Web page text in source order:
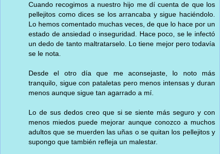
Cuando recogimos a nuestro hijo me dí cuenta de que los
pellejitos como dices se los arrancaba y sigue haciéndolo.
Lo hemos comentado muchas veces, de que lo hace por un
estado de ansiedad o inseguridad. Hace poco, se le infectó
un dedo de tanto maltratarselo. Lo tiene mejor pero todavía
se le nota.
Desde el otro día que me aconsejaste, lo noto más
tranquilo, sigue con pataletas pero menos intensas y duran
menos aunque sigue tan agarrado a mí.
Lo de sus dedos creo que si se siente más seguro y con
menos miedos puede mejorar aunque conozco a muchos
adultos que se muerden las uñas o se quitan los pellejitos y
supongo que también refleja un malestar.